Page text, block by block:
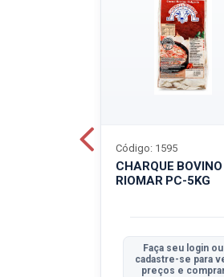
CHARQUE BOVINO
RIOMAR PC-5KG
Código: 1595
Faça seu login ou
cadastre-se para
preços e